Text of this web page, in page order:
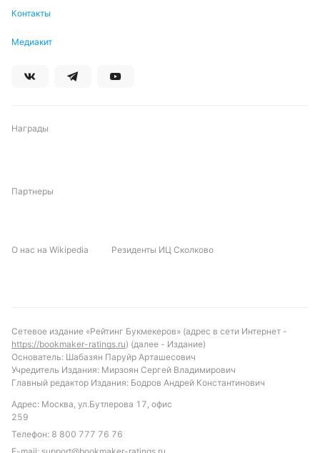
Контакты
Медиакит
Награды
Партнеры
О нас на Wikipedia Резиденты ИЦ Сколково
Сетевое издание «Рейтинг Букмекеров» (адрес в сети Интернет -
https://bookmaker-ratings.ru) (далее - Издание)
Основатель: Шабазян Паруйр Арташесович
Учредитель Издания: Мирзоян Сергей Владимирович
Главный редактор Издания: Бодров Андрей Константинович
Адрес: Москва, ул.Бутлерова 17, офис
259
Телефон: 8 800 777 76 76